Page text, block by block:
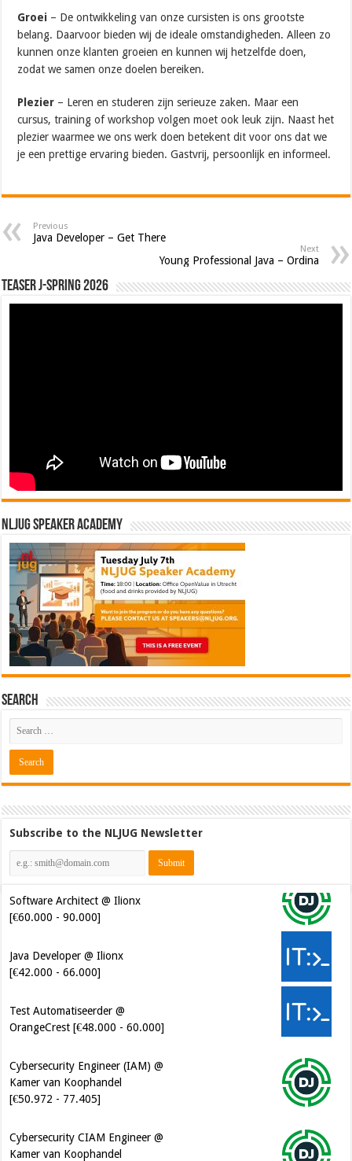
Groei – De ontwikkeling van onze cursisten is ons grootste
belang. Daarvoor bieden wij de ideale omstandigheden. Alleen zo
kunnen onze klanten groeien en kunnen wij hetzelfde doen,
zodat we samen onze doelen bereiken.
Plezier – Leren en studeren zijn serieuze zaken. Maar een
cursus, training of workshop volgen moet ook leuk zijn. Naast het
plezier waarmee we ons werk doen betekent dit voor ons dat we
je een prettige ervaring bieden. Gastvrij, persoonlijk en informeel.
Previous
Java Developer – Get There
Next
Young Professional Java – Ordina
Teaser J-Spring 2026
NLJUG Speaker Academy
Search
Subscribe to the NLJUG Newsletter
Software Architect @ Ilionx
[€60.000 - 90.000]
Java Developer @ Ilionx
[€42.000 - 66.000]
Test Automatiseerder @
OrangeCrest [€48.000 - 60.000]
Cybersecurity Engineer (IAM) @
Kamer van Koophandel
[€50.972 - 77.405]
Cybersecurity CIAM Engineer @
Kamer van Koophandel